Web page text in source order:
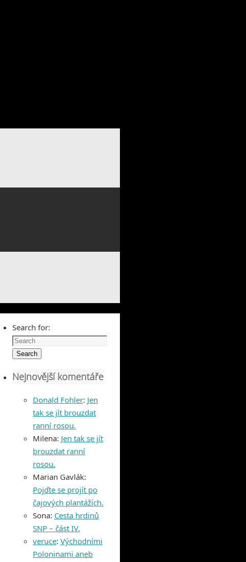
Search for:
Search
Nejnovější komentáře
Donald Fohler: Jen
tak se jít brouzdat
ranní rosou.
Milena: Jen tak se jít
brouzdat ranní
rosou.
Marian Gavlák:
Pojďte se projít po
čajových plantážích.
Sona: Cesta hrdinů
SNP – část IV.
veruce: Východními
Poloninami aneb